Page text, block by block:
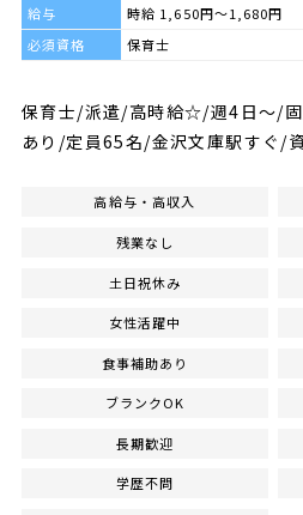
給与
時給 1,650円～1,680円
必須資格
保育士
保育士/派遣/高時給☆/週4日～/
あり/定員65名/金沢文庫駅すぐ/
高給与・高収入
残業なし
土日祝休み
女性活躍中
食事補助あり
ブランクOK
長期歓迎
学歴不問